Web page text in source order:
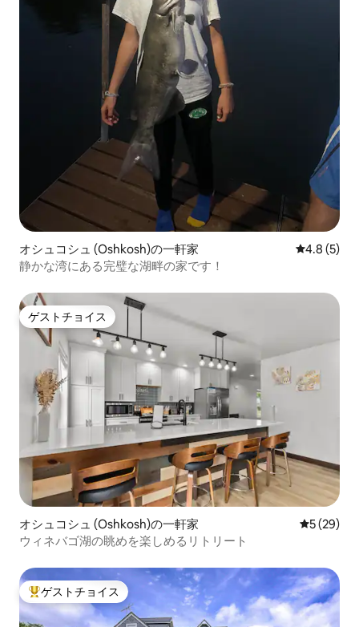
オシュコシュ (Oshkosh)の一軒家 レビュー5
4.8 (5)
静かな湾にある完璧な湖畔の家です！
ゲストチョイス
ゲストチョイス
オシュコシュ (Oshkosh)の一軒家 レビュー
5 (29)
ウィネバゴ湖の眺めを楽しめるリトリート
大好評のゲストチョイスです。
ゲストチョイス